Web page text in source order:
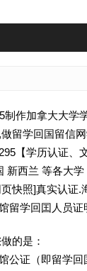
制作加拿大大学
留学回国留信
【学历认证、
新西兰 等各大
快照]真实认证
留学回囯人员证
的是：
公证（即留学